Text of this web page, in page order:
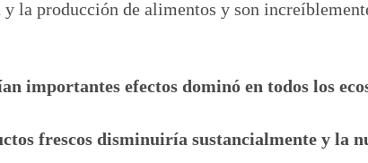
la producción de alimentos y son
importantes efectos dominó en todos los
frescos disminuiría sustancialmente y la